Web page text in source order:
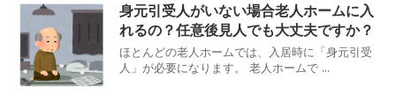
身元引受人がいない場合老人ホームに入
れるの？任意後見人でも大丈夫ですか？
ほとんどの老人ホームでは、入居時に「身元引受
人」が必要になります。 老人ホームで ...